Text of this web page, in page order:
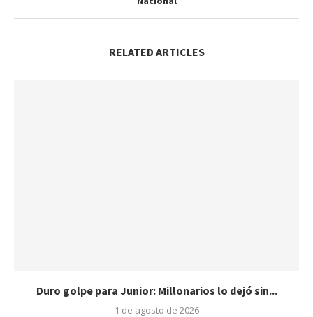
RELATED ARTICLES
Duro golpe para Junior: Millonarios lo dejó sin...
1 de agosto de 2026